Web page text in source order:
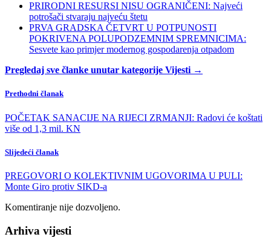
PRIRODNI RESURSI NISU OGRANIČENI: Najveći
potrošači stvaraju najveću štetu
PRVA GRADSKA ČETVRT U POTPUNOSTI
POKRIVENA POLUPODZEMNIM SPREMNICIMA:
Sesvete kao primjer modernog gospodarenja otpadom
Pregledaj sve članke unutar kategorije Vijesti →
Prethodni članak
POČETAK SANACIJE NA RIJECI ZRMANJI: Radovi će koštati
više od 1,3 mil. KN
Slijedeći članak
PREGOVORI O KOLEKTIVNIM UGOVORIMA U PULI:
Monte Giro protiv SIKD-a
Komentiranje nije dozvoljeno.
Arhiva vijesti